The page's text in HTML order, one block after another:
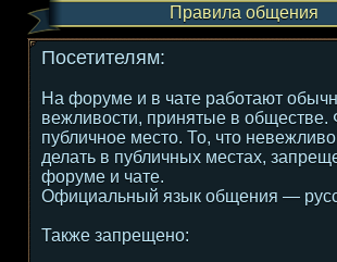
Правила общения
Посетителям:
На форуме и в чате работают
вежливости, принятые в обществе.
публичное место. То, что невежливо
делать в публичных местах,
форуме и чате.
Официальный язык общения —
Также запрещено: